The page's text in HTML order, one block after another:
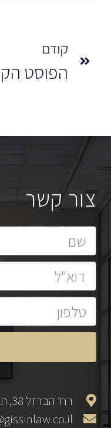
קודם
צור קשר
רח׳ הברזל 38, תל אביב